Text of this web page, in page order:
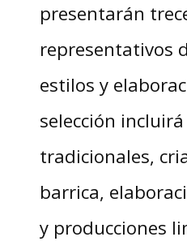
presentarán
representativos
estilos y
selección
tradicionales,
barrica,
y producciones